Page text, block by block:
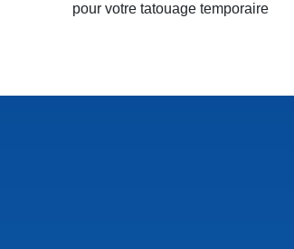
pour votre tatouage temporaire